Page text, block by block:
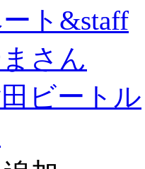
ト&staff
さん
ビートル